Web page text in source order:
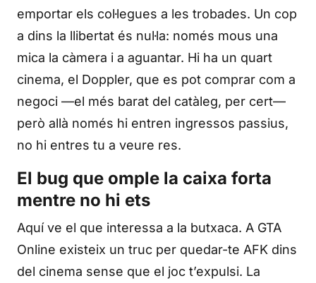
emportar els col·legues a les trobades. Un cop
a dins la llibertat és nul·la: només mous una
mica la càmera i a aguantar. Hi ha un quart
cinema, el Doppler, que es pot comprar com a
negoci —el més barat del catàleg, per cert—
però allà només hi entren ingressos passius,
no hi entres tu a veure res.
El bug que omple la caixa forta
mentre no hi ets
Aquí ve el que interessa a la butxaca. A GTA
Online existeix un truc per quedar-te AFK dins
del cinema sense que el joc t’expulsi. La